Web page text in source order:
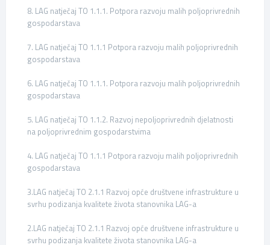
8. LAG natječaj TO 1.1.1. Potpora razvoju malih poljoprivrednih
gospodarstava
7. LAG natječaj TO 1.1.1 Potpora razvoju malih poljoprivrednih
gospodarstava
6. LAG natječaj TO 1.1.1. Potpora razvoju malih poljoprivrednih
gospodarstava
5. LAG natječaj TO 1.1.2. Razvoj nepoljoprivrednih djelatnosti
na poljoprivrednim gospodarstvima
4. LAG natječaj TO 1.1.1 Potpora razvoju malih poljoprivrednih
gospodarstava
3.LAG natječaj TO 2.1.1 Razvoj opće društvene infrastrukture u
svrhu podizanja kvalitete života stanovnika LAG-a
2.LAG natječaj TO 2.1.1 Razvoj opće društvene infrastrukture u
svrhu podizanja kvalitete života stanovnika LAG-a